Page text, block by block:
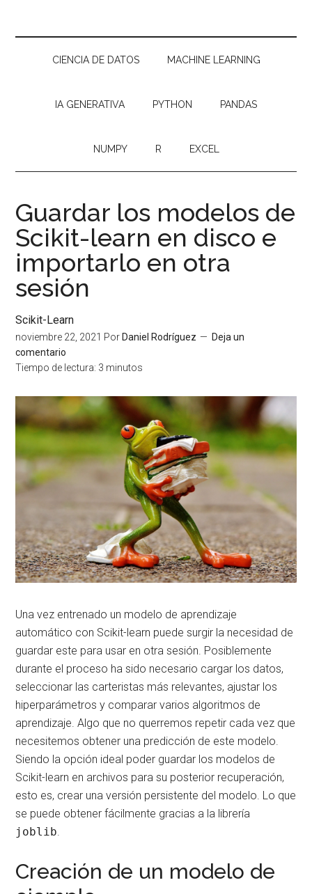
CIENCIA DE DATOS MACHINE LEARNING
IA GENERATIVA PYTHON PANDAS
NUMPY R EXCEL
Guardar los modelos de
Scikit-learn en disco e
importarlo en otra
sesión
Scikit-Learn
noviembre 22, 2021 Por Daniel Rodríguez
Deja un
comentario
Tiempo de lectura: 3 minutos
Una vez entrenado un modelo de aprendizaje
automático con Scikit-learn puede surgir la necesidad de
guardar este para usar en otra sesión. Posiblemente
durante el proceso ha sido necesario cargar los datos,
seleccionar las carteristas más relevantes, ajustar los
hiperparámetros y comparar varios algoritmos de
aprendizaje. Algo que no querremos repetir cada vez que
necesitemos obtener una predicción de este modelo.
Siendo la opción ideal poder guardar los modelos de
Scikit-learn en archivos para su posterior recuperación,
esto es, crear una versión persistente del modelo. Lo que
se puede obtener fácilmente gracias a la librería
joblib.
Creación de un modelo de